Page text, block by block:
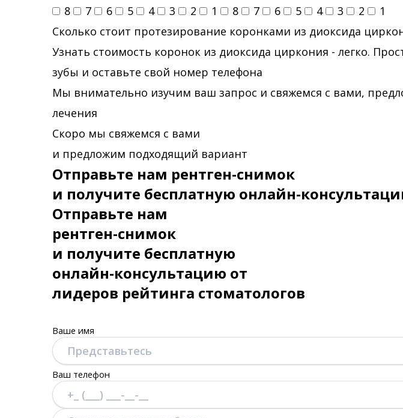
8
7 6 5 4 3 2 1 8 7 6 5 4 3 2
1
Сколько стоит протезирование коронками из диоксида
Узнать стоимость коронок из диоксида циркония - легко.
зубы и оставьте свой номер телефона
Мы внимательно изучим ваш запрос и свяжемся с вами,
лечения
Скоро мы свяжемся с вами
и предложим подходящий вариант
Отправьте нам рентген-снимок
и получите бесплатную онлайн-
Отправьте нам
рентген-снимок
и получите бесплатную
онлайн-консультацию от
лидеров рейтинга стоматологов
Ваше имя
Ваш телефон